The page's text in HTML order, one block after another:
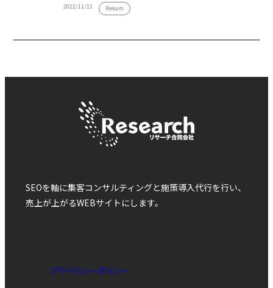
2022/11/11 Rekam
SEOを軸に集客コンサルティングと施策導入代行を行い、
売上が上がるWEBサイトにします。
プライバシーポリシー